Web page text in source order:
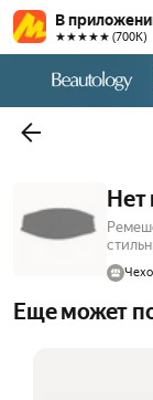
В
★★★★★ (700К)
Нет
Еще может